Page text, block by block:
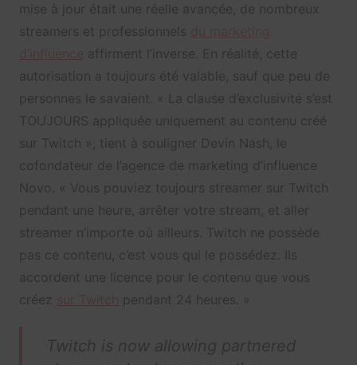
mise à jour était une réelle avancée, de nombreux
streamers et professionnels
affirment l’inverse. En réalité, cette
autorisation a toujours été valable, sauf que peu de
personnes le savaient. « La clause d’exclusivité s’est
TOUJOURS appliquée uniquement au contenu créé
sur Twitch », tient à souligner Devin Nash, le
cofondateur de l’agence de marketing d’influence
Novo. « Vous pouviez toujours streamer sur Twitch
pendant une heure, arrêter votre stream, et aller
streamer n’importe où ailleurs. Twitch ne possède
pas ce contenu, c’est vous qui le possédez. Ils
accordent une licence pour le contenu que vous
créez
pendant 24 heures. »
Twitch is now allowing partnered